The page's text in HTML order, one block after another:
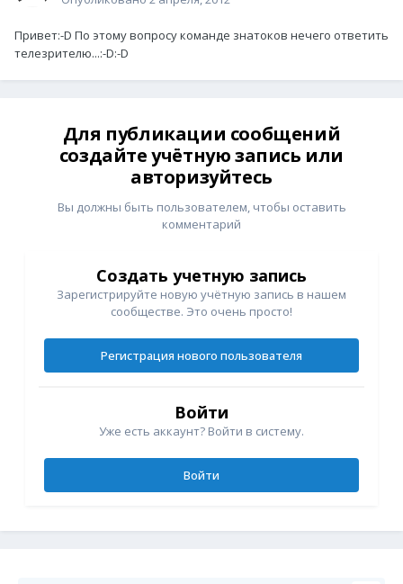
Привет:-D По этому вопросу команде знатоков нечего ответить
телезрителю...:-D:-D
Для публикации сообщений
создайте учётную запись или
авторизуйтесь
Вы должны быть пользователем, чтобы оставить
комментарий
Создать учетную запись
Зарегистрируйте новую учётную запись в нашем
сообществе. Это очень просто!
Регистрация нового пользователя
Войти
Уже есть аккаунт? Войти в систему.
Войти